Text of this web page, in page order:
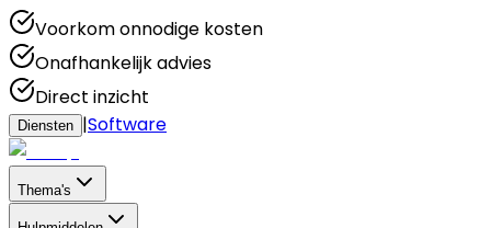
Voorkom onnodige kosten
Onafhankelijk advies
Direct inzicht
Diensten |Software
Thema's